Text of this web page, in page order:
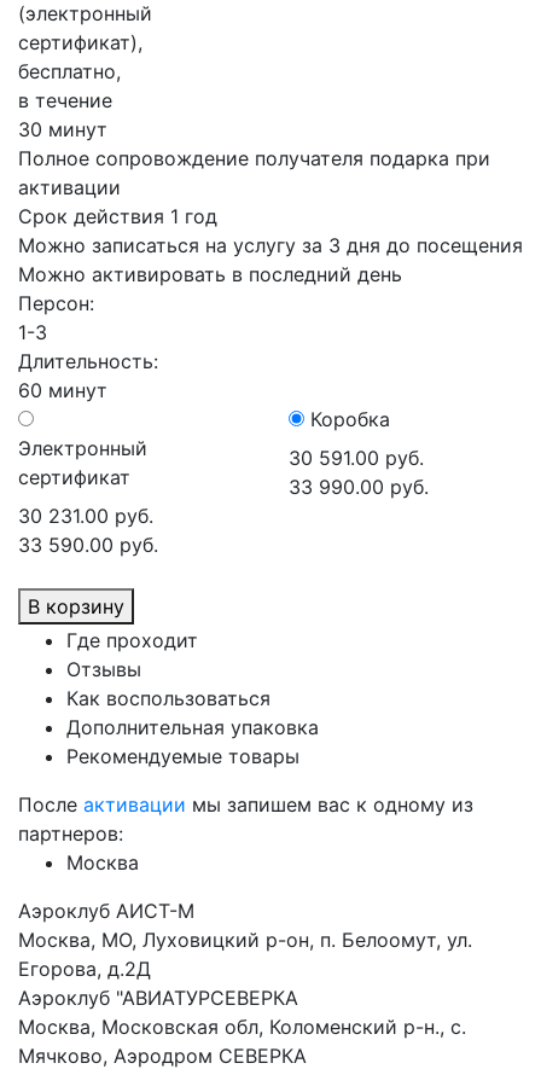
(электронный
сертификат),
бесплатно,
в течение
30 минут
Полное сопровождение получателя подарка при
активации
Срок действия 1 год
Можно записаться на услугу за 3 дня до посещения
Можно активировать в последний день
Персон:
1-3
Длительность:
60 минут
Электронный
сертификат
30 231.00 руб.
33 590.00 руб.
Коробка
30 591.00 руб.
33 990.00 руб.
В корзину
Где проходит
Отзывы
Как воспользоваться
Дополнительная упаковка
Рекомендуемые товары
После активации мы запишем вас к одному из
партнеров:
Москва
Аэроклуб АИСТ-М
Москва, МО, Луховицкий р-он, п. Белоомут, ул.
Егорова, д.2Д
Аэроклуб "АВИАТУРСЕВЕРКА
Москва, Московская обл, Коломенский р-н., с.
Мячково, Аэродром СЕВЕРКА